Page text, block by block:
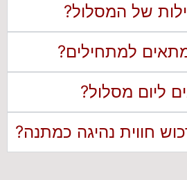
של המסלול?
למתחילים?
ליום מסלול?
חווית נהיגה כמתנה?